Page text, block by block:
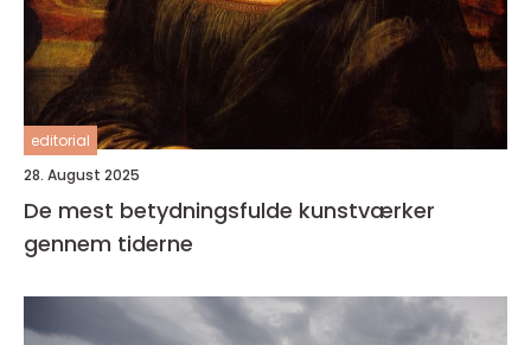
editorial
28. August 2025
De mest betydningsfulde kunstværker
gennem tiderne